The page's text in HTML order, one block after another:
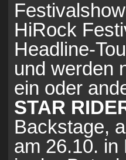
HiRock
Headline-
und werden
ein oder
STAR
Backstage,
am 26.10. in